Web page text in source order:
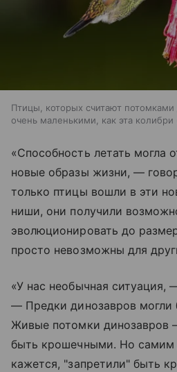
Птицы, которых считают
очень маленькими, как эта колибри
«Способность летать могла
новые образы жизни, —
только птицы вошли в эти
ниши, они получили
эволюционировать до
просто невозможны для
«У нас необычная ситуация,
— Предки динозавров
Живые потомки
быть крошечными. Но самим
кажется, "запретили" быть